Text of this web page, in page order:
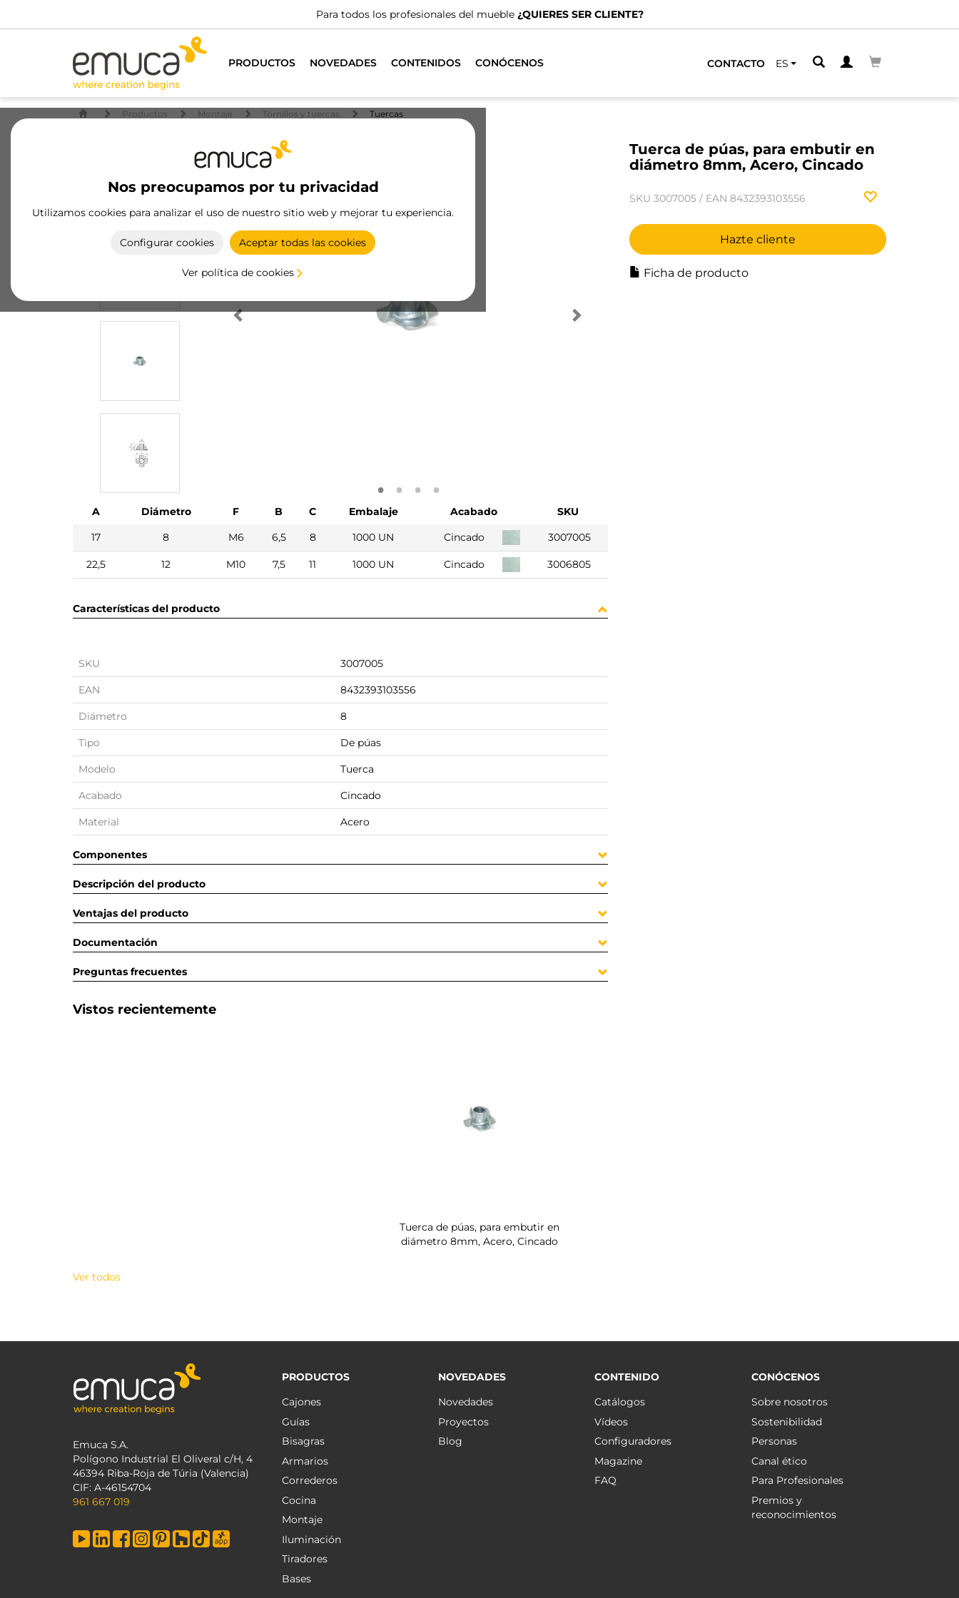
Para todos los profesionales del mueble ¿QUIERES SER CLIENTE?
PRODUCTOS NOVEDADES CONTENIDOS CONÓCENOS CONTACTO ES
Nos preocupamos por tu privacidad
Utilizamos cookies para analizar el uso de nuestro sitio web y mejorar tu experiencia.
Configurar cookies Aceptar todas las cookies
Ver política de cookies
Productos Montaje Tornillos y tuercas Tuercas
Tuerca de púas, para embutir en
diámetro 8mm, Acero, Cincado
SKU 3007005 / EAN 8432393103556
Hazte cliente
Ficha de producto
A Diámetro F B C Embalaje Acabado
SKU
17
8 M6 6,5 8 1000 UN Cincado 3007005
22,5 12 M10 7,5 11 1000 UN Cincado 3006805
Características del producto
SKU 3007005
EAN 8432393103556
Diámetro 8
Tipo De púas
Modelo Tuerca
Acabado Cincado
Material Acero
Componentes
Descripción del producto
Ventajas del producto
Documentación
Preguntas frecuentes
Vistos recientemente
Tuerca de púas, para embutir en
diámetro 8mm, Acero, Cincado
Ver todos
Emuca S.A.
Polígono Industrial El Oliveral c/H, 4
46394 Riba-Roja de Túria (Valencia)
CIF: A-46154704
961 667 019
PRODUCTOS
Cajones
Guías
Bisagras
Armarios
Correderos
Cocina
Montaje
Iluminación
Tiradores
Bases
NOVEDADES
Novedades
Proyectos
Blog
CONTENIDO
Catálogos
Vídeos
Configuradores
Magazine
FAQ
CONÓCENOS
Sobre nosotros
Sostenibilidad
Personas
Canal ético
Para Profesionales
Premios y
reconocimientos